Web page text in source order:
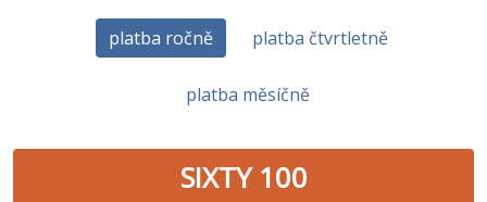
platba ročně platba čtvrtletně
platba měsíčně
SIXTY 100